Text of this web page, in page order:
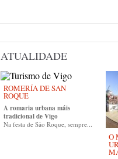
ATUALIDADE
ROMERÍA DE SAN
ROQUE
A romaria urbana máis
tradicional de Vigo
Na festa de São Roque, sempre...
O